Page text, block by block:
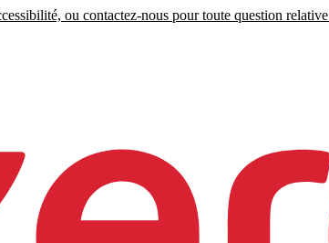
ou contactez-nous pour toute question